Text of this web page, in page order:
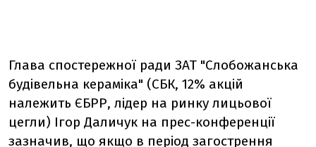
Глава спостережної ради ЗАТ "Слобожанська
будівельна кераміка" (СБК, 12% акцій
належить ЄБРР, лідер на ринку лицьової
цегли) Ігор Даличук на прес-конференції
зазначив, що якщо в період загострення